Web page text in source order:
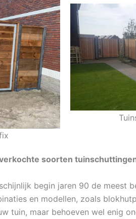
soorten
begin jaren 90 de
en modellen, zoals
tuin, maar behoeven wel enig